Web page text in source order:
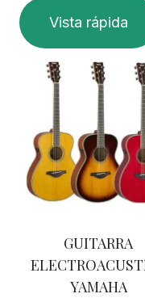
Este
producto
tiene
múltiples
variantes.
opciones
se
pueden
elegir
página
Vista rápida
GUITARRA
YAMAHA